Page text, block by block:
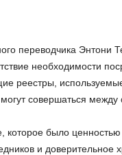
пе­ре­вод­чи­ка
необ­хо­ди­мо­сти
ре­ест­ры,
со­вер­шать­ся между
ко­то­рое было
и до­ве­ри­тель­ное